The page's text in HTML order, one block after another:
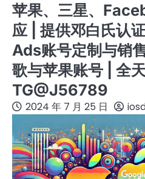
苹果、三星、
应 | 提供邓白氏认
Ads账号定制与销
歌与苹果账号 | 全
TG@J56789
2024 年 7 月 25 日